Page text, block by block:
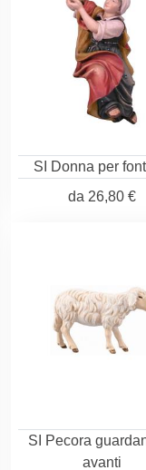
SI Donna per
da 26,80 €
SI Pecora
avanti